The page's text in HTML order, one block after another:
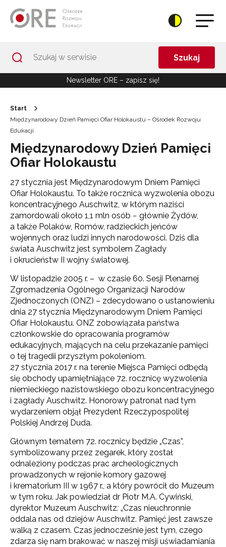
Szukaj
Newsletter ORE – zapisz się!
Start
Międzynarodowy Dzień Pamięci Ofiar Holokaustu – Ośrodek Rozwoju
Edukacji
Międzynarodowy Dzień Pamięci
Ofiar Holokaustu
27 stycznia jest Międzynarodowym Dniem Pamięci
Ofiar Holokaustu. To także rocznica wyzwolenia obozu
koncentracyjnego Auschwitz, w którym naziści
zamordowali około 1,1 mln osób − głównie Żydów,
a także Polaków, Romów, radzieckich jeńców
wojennych oraz ludzi innych narodowości. Dziś dla
świata Auschwitz jest symbolem Zagłady
i okrucieństw II wojny światowej.
W listopadzie 2005 r. – w czasie 60. Sesji Plenarnej
Zgromadzenia Ogólnego Organizacji Narodów
Zjednoczonych (ONZ) – zdecydowano o ustanowieniu
dnia 27 stycznia Międzynarodowym Dniem Pamięci
Ofiar Holokaustu. ONZ zobowiązała państwa
członkowskie do opracowania programów
edukacyjnych, mających na celu przekazanie pamięci
o tej tragedii przyszłym pokoleniom.
27 stycznia 2017 r. na terenie Miejsca Pamięci odbędą
się obchody upamiętniające 72. rocznicę wyzwolenia
niemieckiego nazistowskiego obozu koncentracyjnego
i zagłady Auschwitz. Honorowy patronat nad tym
wydarzeniem objął Prezydent Rzeczypospolitej
Polskiej Andrzej Duda.
Głównym tematem 72. rocznicy będzie „Czas”,
symbolizowany przez zegarek, który został
odnaleziony podczas prac archeologicznych
prowadzonych w rejonie komory gazowej
i krematorium III w 1967 r., a który powrócił do Muzeum
w tym roku. Jak powiedział dr Piotr M.A. Cywiński,
dyrektor Muzeum Auschwitz: „Czas nieuchronnie
oddala nas od dziejów Auschwitz. Pamięć jest zawsze
walką z czasem. Czas jednocześnie jest tym, czego
zdarza się nam brakować w naszej misji uświadamiania